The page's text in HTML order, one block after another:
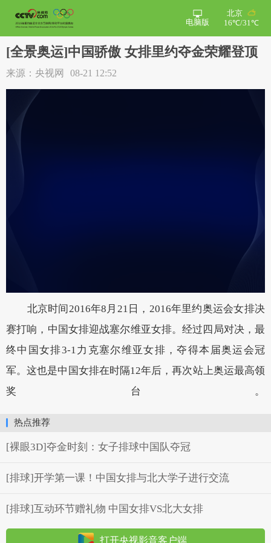
北京
16℃/31℃
电脑版
[全景奥运]中国骄傲 女排里约夺金荣耀登顶
来源：央视网 08-21 12:52
北京时间2016年8月21日，2016年里约奥运会女排决
赛打响，中国女排迎战塞尔维亚女排。经过四局对决，最
终中国女排3-1力克塞尔维亚女排，夺得本届奥运会冠
军。这也是中国女排在时隔12年后，再次站上奥运最高领
奖台。
热点推荐
[裸眼3D]夺金时刻：女子排球中国队夺冠
[排球]开学第一课！中国女排与北大学子进行交流
[排球]互动环节赠礼物 中国女排VS北大女排
打开央视影音客户端